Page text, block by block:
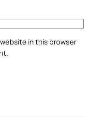
in this browser